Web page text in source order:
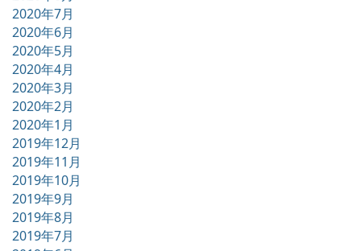
2020年7月
2020年6月
2020年5月
2020年4月
2020年3月
2020年2月
2020年1月
2019年12月
2019年11月
2019年10月
2019年9月
2019年8月
2019年7月